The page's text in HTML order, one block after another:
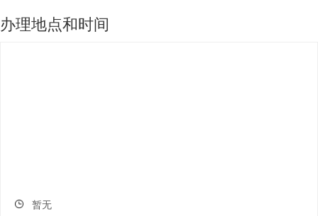
办理地点和时间
暂无